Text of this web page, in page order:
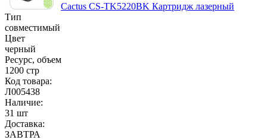
Cactus CS-TK5220BK Картридж лазерный
Тип
совместимый
Цвет
черный
Ресурс, объем
1200 стр
Код товара:
Л005438
Наличие:
31 шт
Доставка:
ЗАВТРА